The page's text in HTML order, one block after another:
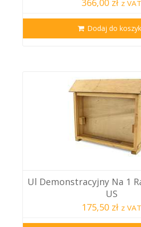
z VAT
Dodaj do
Ul Demonstracyjny Na 1
US
175,50 zł z VAT